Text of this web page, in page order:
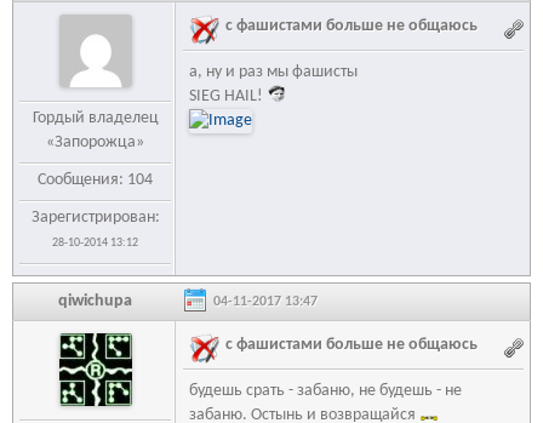
Гордый владелец
«Запорожца»
Сообщения: 104
Зарегистрирован:
28-10-2014 13:12
с фашистами больше не общаюсь
а, ну и раз мы фашисты
SIEG HAIL!
qiwichupa 04-11-2017 13:47
с фашистами больше не общаюсь
будешь срать - забаню, не будешь - не
забаню. Остынь и возвращайся